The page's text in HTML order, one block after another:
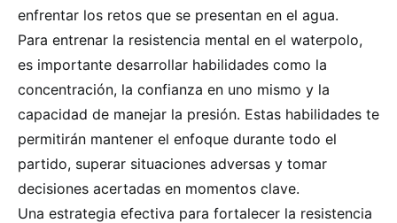
enfrentar los retos que se presentan en el agua.
Para entrenar la resistencia mental en el waterpolo,
es importante desarrollar habilidades como la
concentración, la confianza en uno mismo y la
capacidad de manejar la presión. Estas habilidades te
permitirán mantener el enfoque durante todo el
partido, superar situaciones adversas y tomar
decisiones acertadas en momentos clave.
Una estrategia efectiva para fortalecer la resistencia